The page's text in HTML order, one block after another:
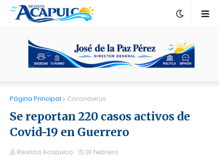
Página Principal Coronavirus
Se reportan 220 casos activos de
Covid-19 en Guerrero
Revista Acapulco 01 febrero